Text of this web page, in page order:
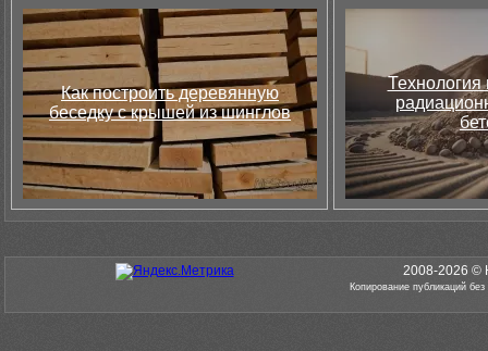
Как построить деревянную
беседку с крышей из шинглов
Технология
2008-2026 ©
Копирование публикаций